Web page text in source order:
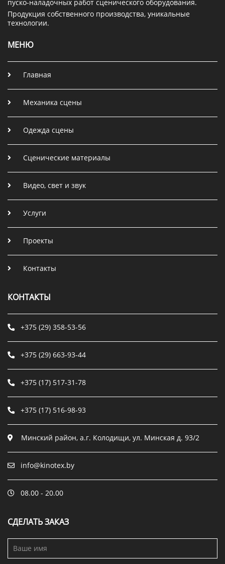
пуско-наладочных работ сценического оборудования.
Продукция собственного производства, уникальные
технологии.
МЕНЮ
Главная
Механика сцены
Одежда сцены
Сценические материалы
Видео, свет и звук
Услуги
Проекты
Контакты
КОНТАКТЫ
+375 (29) 358-53-56
+375 (29) 663-93-44
+375 (17) 517-31-78
+375 (17) 516-98-93
Минский район, а.г. Колодищи, ул. Минская д. 93/2
info@kinotex.by
08.00 - 20.00
СДЕЛАТЬ ЗАКАЗ